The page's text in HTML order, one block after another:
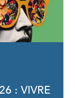
: VIVRE